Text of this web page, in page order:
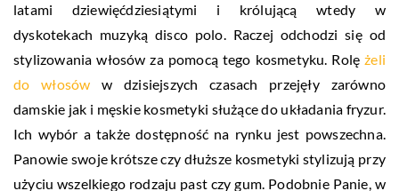
latami dziewięćdziesiątymi i królującą wtedy w
dyskotekach muzyką disco polo. Raczej odchodzi się od
stylizowania włosów za pomocą tego kosmetyku. Rolężeli
do włosów w dzisiejszych czasach przejęły zarówno
damskie jak i męskie kosmetyki służące do układania fryzur.
Ich wybór a także dostępność na rynku jest powszechna.
Panowie swoje krótsze czy dłuższe kosmetyki stylizują przy
użyciu wszelkiego rodzaju past czy gum. Podobnie Panie, w